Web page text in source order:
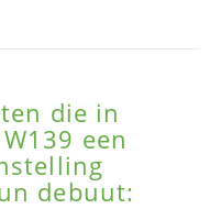
die in
een
debuut: